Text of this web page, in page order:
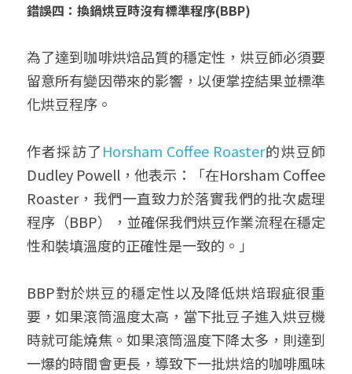
錯誤四：換鍋烘豆時沒有標準程序(BBP)
為了達到咖啡烘焙品質的穩定性，烘豆師必須要
留意所有變因帶來的影響，以便掌控結果並標準
化烘豆程序。
作者採訪了Horsham Coffee Roaster的烘豆師
Dudley Powell，他表示：「在Horsham Coffee
Roaster，我們一直致力於落實我們的批次處理
程序（BBP），並確保我們烘豆作業流程在穩定
性和裝填溫度的正確性是一致的。」
BBP對於烘豆的穩定性以及降低烘焙瑕疵很重
要，如果滾筒溫度太高，當下批豆子進入烘豆機
時就可能燒焦。如果滾筒溫度下降太多，則達到
一爆的時間會更長，導致下一批烘焙的咖啡風味